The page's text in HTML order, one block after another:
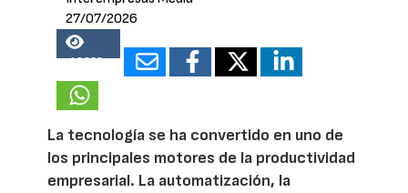
27/07/2026
18226
La tecnología se ha convertido en uno de
los principales motores de la productividad
empresarial. La automatización, la